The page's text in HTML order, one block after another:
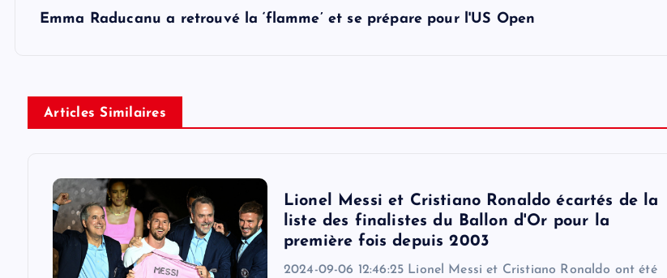
Emma Raducanu a retrouvé la ‘flamme’ et se prépare pour l'US Open
Articles Similaires
Lionel Messi et Cristiano Ronaldo écartés de la
liste des finalistes du Ballon d'Or pour la
première fois depuis 2003
2024-09-06 12:46:25 Lionel Messi et Cristiano Ronaldo ont été